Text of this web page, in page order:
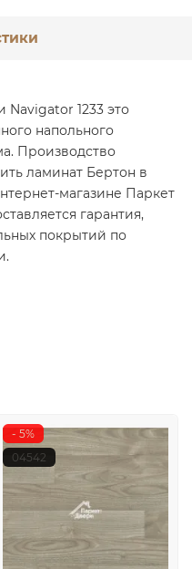
1233 это
напольного
Производство
ламинат Бертон в
магазине Паркет
гарантия,
покрытий по
- 5%
04542